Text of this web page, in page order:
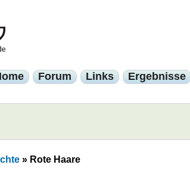
Forum Links Ergebnisse
» Rote Haare